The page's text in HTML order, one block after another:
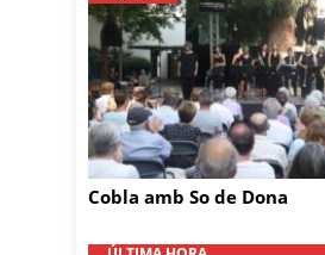
Cobla amb So de Dona